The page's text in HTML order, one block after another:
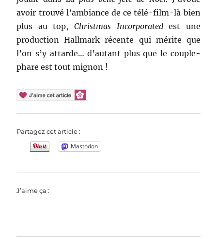
avoir trouvé l’ambiance de ce télé-film-là bien
plus au top, Christmas Incorporatedest une
production Hallmark récente qui mérite que
l’on s’y attarde… d’autant plus que le couple-
phare est tout mignon !
Partagez cet article :
Mastodon
J’aime ça :